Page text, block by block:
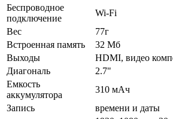
Беспроводное
подключение
Wi-Fi
Вес
77г
Встроенная память
32 Мб
Выходы
HDMI, видео
Диагональ
2.7"
Емкость
аккумулятора
310 мАч
Запись
времени и даты